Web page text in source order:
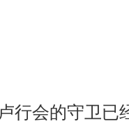
行会的守卫已